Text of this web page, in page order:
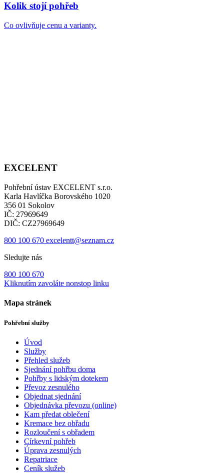
Kolik stojí pohřeb
Co ovlivňuje cenu a varianty.
EXCELENT
Pohřební ústav EXCELENT s.r.o.
Karla Havlíčka Borovského 1020
356 01 Sokolov
IČ: 27969649
DIČ: CZ27969649
800 100 670 excelentt@seznam.cz
Sledujte nás
800 100 670
Kliknutím zavoláte nonstop linku
Mapa stránek
Pohřební služby
Úvod
Služby
Přehled služeb
Sjednání pohřbu doma
Pohřby s lidským dotekem
Převoz zesnulého
Objednat sjednání
Objednávka převozu (online)
Kam předat oblečení
Kremace bez obřadu
Rozloučení s obřadem
Církevní pohřeb
Úprava zesnulých
Repatriace
Ceník služeb